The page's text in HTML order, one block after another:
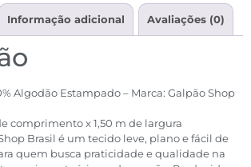
Informação adicional Avaliações (0)
Algodão Estampado – Marca: Galpão Shop
comprimento x 1,50 m de largura
Brasil é um tecido leve, plano e fácil de
quem busca praticidade e qualidade na